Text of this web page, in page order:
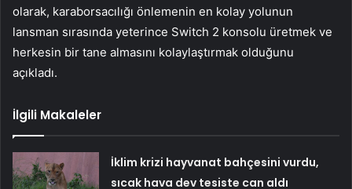
olarak, karaborsacılığı önlemenin en kolay yolunun
lansman sırasında yeterince Switch 2 konsolu üretmek ve
herkesin bir tane almasını kolaylaştırmak olduğunu
açıkladı.
İlgili Makaleler
İklim krizi hayvanat bahçesini vurdu,
sıcak hava dev tesiste can aldı